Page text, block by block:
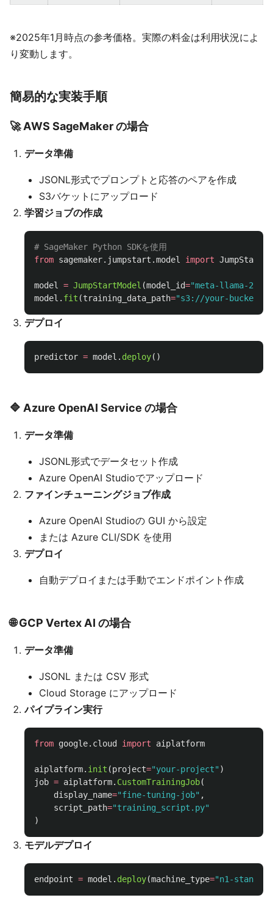
※2025年1月時点の参考価格。実際の料金は利用状況によ
り変動します。
簡易的な実装手順
🚀 AWS SageMaker の場合
データ準備
JSONL形式でプロンプトと応答のペアを作成
S3バケットにアップロード
学習ジョブの作成
from sagemaker.jumpstart.model import
model = JumpStartModel (model_id="meta-llama-2-7b
model . fit (training_data_path="s3://your-bucket/
デプロイ
predictor = model . deploy()
🔷 Azure OpenAI Service の場合
データ準備
JSONL形式でデータセット作成
Azure OpenAI Studioでアップロード
ファインチューニングジョブ作成
Azure OpenAI Studioの GUI から設定
または Azure CLI/SDK を使用
デプロイ
自動デプロイまたは手動でエンドポイント作成
🌐 GCP Vertex AI の場合
データ準備
JSONL または CSV 形式
Cloud Storage にアップロード
パイプライン実行
from google.cloud import aiplatform
aiplatform. init (project="your-project" )
job = aiplatform. CustomTrainingJob(
display_name="fine-tuning-job" ,
script_path="training_script.py"
)
モデルデプロイ
endpoint = model . deploy(machine_type="n1-